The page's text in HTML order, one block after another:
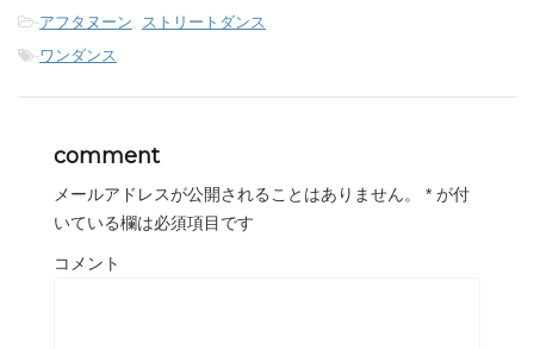
-アフタヌーン, ストリートダンス
-ワンダンス
comment
メールアドレスが公開されることはありません。 * が付
いている欄は必須項目です
コメント